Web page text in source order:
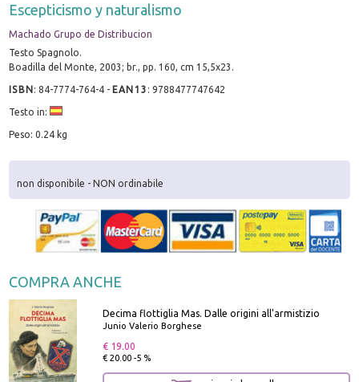
Escepticismo y naturalismo
Machado Grupo de Distribucion
Testo Spagnolo.
Boadilla del Monte, 2003; br., pp. 160, cm 15,5x23.
ISBN:84-7774-764-4 - EAN13 :9788477747642
Testo in:
Peso: 0.24 kg
non disponibile - NON ordinabile
COMPRA ANCHE
Decima flottiglia Mas. Dalle origini all'armistizio
Junio Valerio Borghese
€ 19.00
€ 20.00 -5 %